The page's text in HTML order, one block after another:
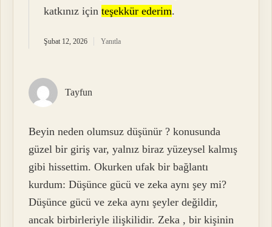
katkınız içinteşekkür ederim.
Şubat 12, 2026 Yanıtla
Tayfun
Beyin neden olumsuz düşünür ? konusunda
güzel bir giriş var, yalnız biraz yüzeysel kalmış
gibi hissettim. Okurken ufak bir bağlantı
kurdum: Düşünce gücü ve zeka aynı şey mi?
Düşünce gücü ve zeka aynı şeyler değildir,
ancak birbirleriyle ilişkilidir. Zeka , bir kişinin